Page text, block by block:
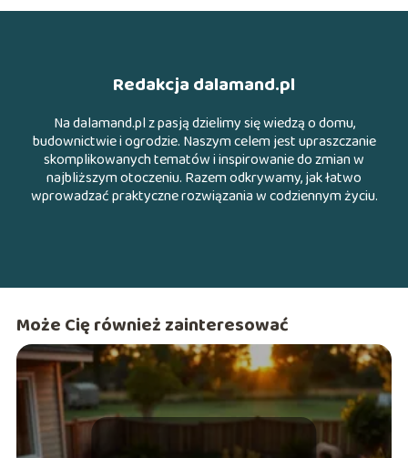
Redakcja dalamand.pl
Na dalamand.pl z pasją dzielimy się wiedzą o domu,
budownictwie i ogrodzie. Naszym celem jest upraszczanie
skomplikowanych tematów i inspirowanie do zmian w
najbliższym otoczeniu. Razem odkrywamy, jak łatwo
wprowadzać praktyczne rozwiązania w codziennym życiu.
Może Cię również zainteresować